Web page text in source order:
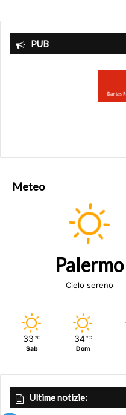
PUB
Meteo
Palermo
Cielo sereno
33 ℃
Sab
34 ℃
Dom
Ultime notizie: